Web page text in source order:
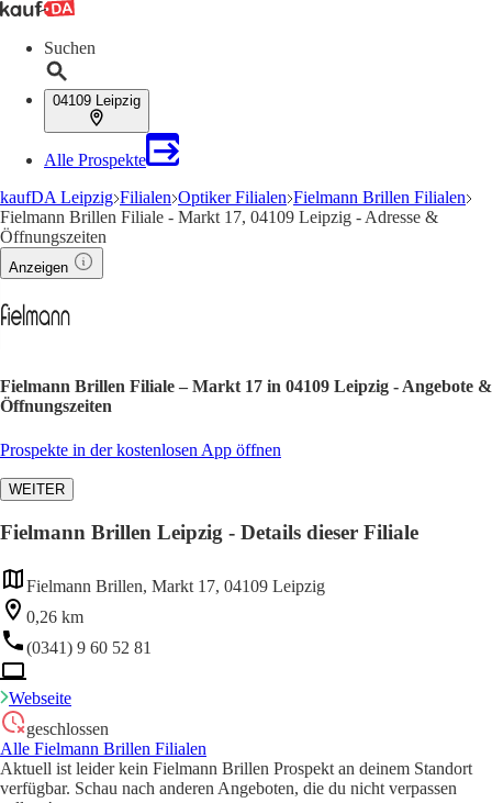
Suchen
04109 Leipzig
Alle Prospekte
kaufDA Leipzig Filialen Optiker Filialen Fielmann Brillen Filialen
Fielmann Brillen Filiale - Markt 17, 04109 Leipzig - Adresse &
Öffnungszeiten
Anzeigen
Fielmann Brillen Filiale – Markt 17 in 04109 Leipzig - Angebote &
Öffnungszeiten
Prospekte in der kostenlosen App öffnen
WEITER
Fielmann Brillen Leipzig - Details dieser Filiale
Fielmann Brillen, Markt 17, 04109 Leipzig
0,26 km
(0341) 9 60 52 81
Webseite
geschlossen
Alle Fielmann Brillen Filialen
Aktuell ist leider kein Fielmann Brillen Prospekt an deinem Standort
verfügbar. Schau nach anderen Angeboten, die du nicht verpassen